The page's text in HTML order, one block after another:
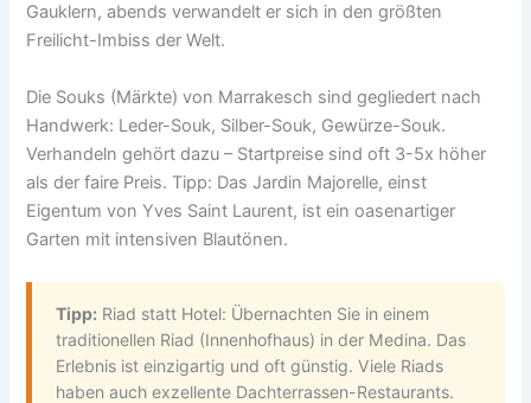
Gauklern, abends verwandelt er sich in den größten
Freilicht-Imbiss der Welt.
Die Souks (Märkte) von Marrakesch sind gegliedert nach
Handwerk: Leder-Souk, Silber-Souk, Gewürze-Souk.
Verhandeln gehört dazu – Startpreise sind oft 3-5x höher
als der faire Preis. Tipp: Das Jardin Majorelle, einst
Eigentum von Yves Saint Laurent, ist ein oasenartiger
Garten mit intensiven Blautönen.
Tipp: Riad statt Hotel: Übernachten Sie in einem
traditionellen Riad (Innenhofhaus) in der Medina. Das
Erlebnis ist einzigartig und oft günstig. Viele Riads
haben auch exzellente Dachterrassen-Restaurants.